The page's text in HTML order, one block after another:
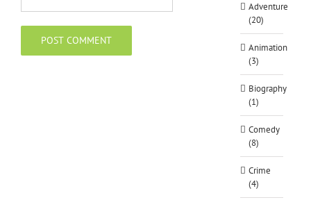
Adventure
(20)
Animation
(3)
Biography
(1)
Comedy
(8)
Crime
(4)